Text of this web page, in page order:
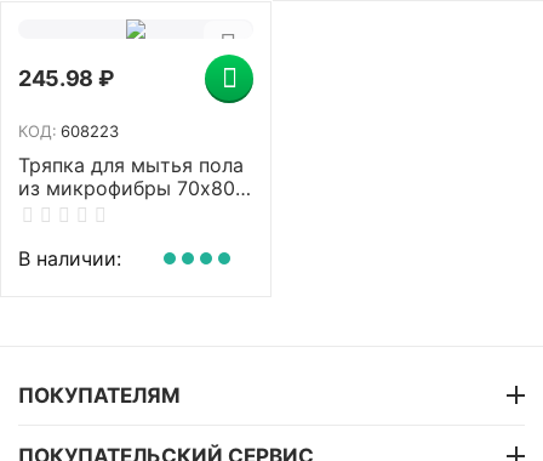
245.98 ₽
КОД: 608223
Тряпка для мытья пола
из микрофибры 70х80
см "OVERLOCK GREY
м2, LAIMA HOME,
В наличии:
ПОКУПАТЕЛЯМ
ПОКУПАТЕЛЬСКИЙ СЕРВИС